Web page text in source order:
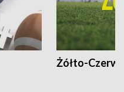
Żółto-